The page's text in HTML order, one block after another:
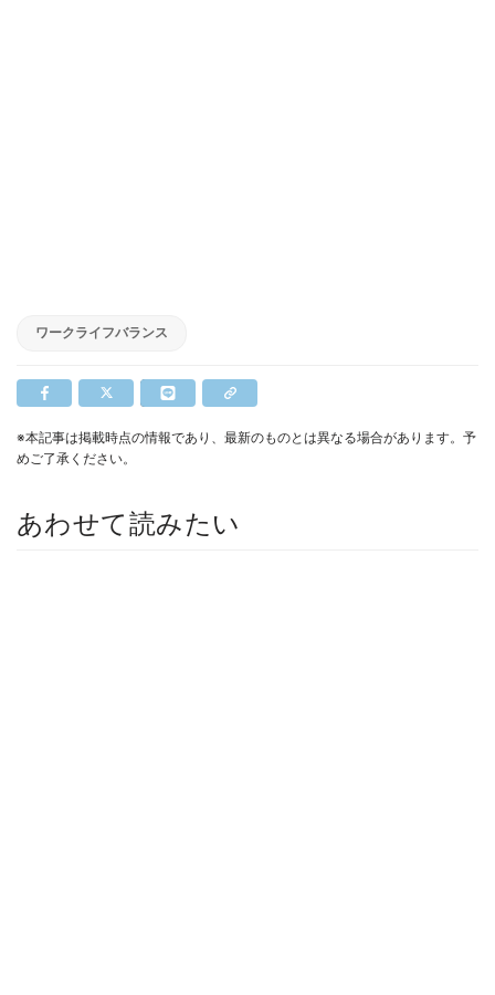
ワークライフバランス
※本記事は掲載時点の情報であり、最新のものとは異なる場合があります。予
めご了承ください。
あわせて読みたい